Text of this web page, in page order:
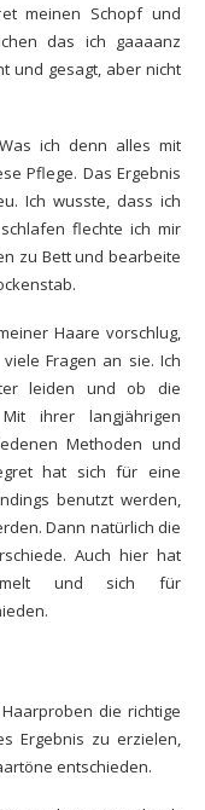
meinen Schopf und
das ich gaaaanz
und gesagt, aber nicht
ich denn alles mit
Pflege. Das Ergebnis
Ich wusste, dass ich
flechte ich mir
zu Bett und bearbeite
Haare vorschlug,
Fragen an sie. Ich
leiden und ob die
ihrer langjährigen
Methoden und
hat sich für eine
benutzt werden,
Dann natürlich die
Auch hier hat
und sich für
die richtige
Ergebnis zu erzielen,
entschieden.